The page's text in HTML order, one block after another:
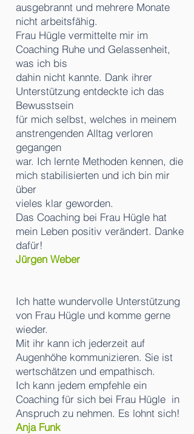
ausgebrannt und mehrere Monate
nicht arbeitsfähig.
Frau Hügle vermittelte mir im
Coaching Ruhe und Gelassenheit,
was ich bis
dahin nicht kannte. Dank ihrer
Unterstützung entdeckte ich das
Bewusstsein
für mich selbst, welches in meinem
anstrengenden Alltag verloren
gegangen
war. Ich lernte Methoden kennen, die
mich stabilisierten und ich bin mir
über
vieles klar geworden.
Das Coaching bei Frau Hügle hat
mein Leben positiv verändert. Danke
dafür!
Jürgen Weber
Ich hatte wundervolle Unterstützung
von Frau Hügle und komme gerne
wieder.
Mit ihr kann ich jederzeit auf
Augenhöhe kommunizieren. Sie ist
wertschätzen und empathisch.
Ich kann jedem empfehle ein
Coaching für sich bei Frau Hügle in
Anspruch zu nehmen. Es lohnt sich!
Anja Funk